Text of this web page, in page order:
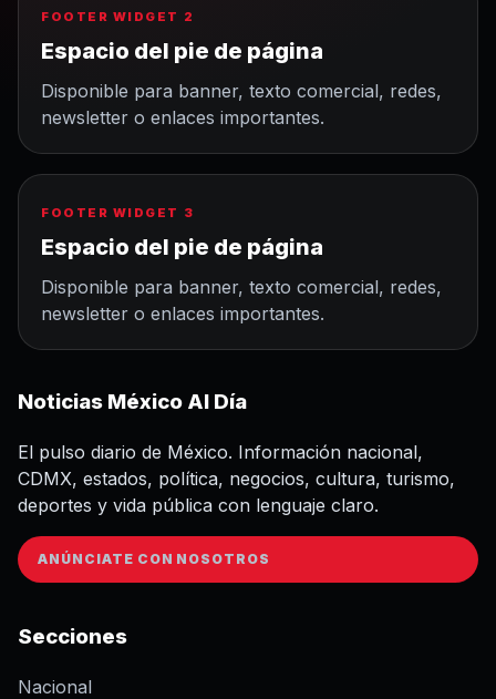
FOOTER WIDGET 2
Espacio del pie de página
Disponible para banner, texto comercial, redes,
newsletter o enlaces importantes.
FOOTER WIDGET 3
Espacio del pie de página
Disponible para banner, texto comercial, redes,
newsletter o enlaces importantes.
Noticias México Al Día
El pulso diario de México. Información nacional,
CDMX, estados, política, negocios, cultura, turismo,
deportes y vida pública con lenguaje claro.
ANÚNCIATE CON NOSOTROS
Secciones
Nacional